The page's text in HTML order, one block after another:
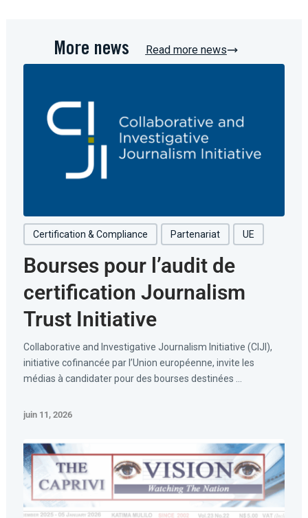
More news Read more news
Certification & Compliance Partenariat UE
Bourses pour l’audit de
certification Journalism
Trust Initiative
Collaborative and Investigative Journalism Initiative (CIJI),
initiative cofinancée par l’Union européenne, invite les
médias à candidater pour des bourses destinées ...
juin 11, 2026